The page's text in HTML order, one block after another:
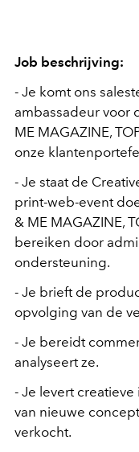
Job beschrijving:
- Je komt ons
ambassadeur voor
ME MAGAZINE,
onze
- Je staat de
print-web-event
& ME MAGAZINE,
bereiken door
ondersteuning.
- Je brieft de
opvolging van de
- Je bereidt
analyseert ze.
- Je levert
van nieuwe
verkocht.